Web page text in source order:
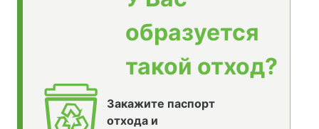
образуется
такой отход?
Закажите паспорт
отхода и